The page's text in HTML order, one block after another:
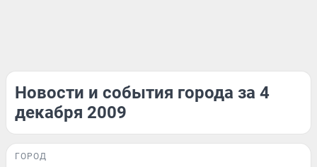
Новости и события города за 4
декабря 2009
ГОРОД